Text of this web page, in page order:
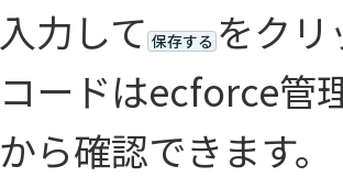
入力して 保存する をク
コードはecforce管
から確認できます。